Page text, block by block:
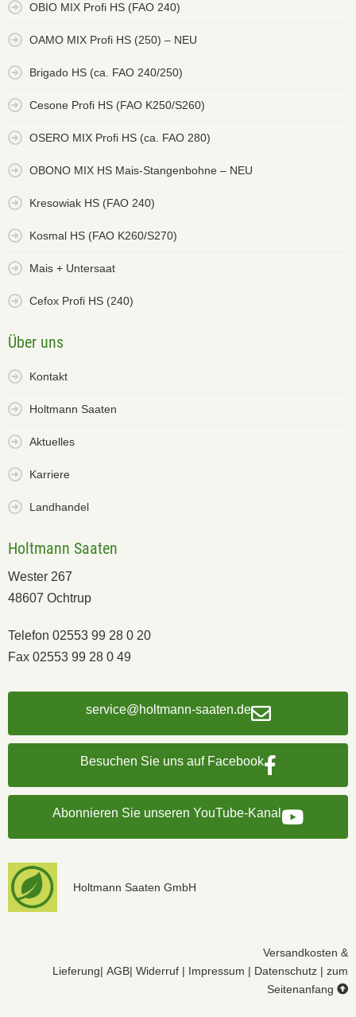
OBIO MIX Profi HS (FAO 240)
OAMO MIX Profi HS (250) – NEU
Brigado HS (ca. FAO 240/250)
Cesone Profi HS (FAO K250/S260)
OSERO MIX Profi HS (ca. FAO 280)
OBONO MIX HS Mais-Stangenbohne – NEU
Kresowiak HS (FAO 240)
Kosmal HS (FAO K260/S270)
Mais + Untersaat
Cefox Profi HS (240)
Über uns
Kontakt
Holtmann Saaten
Aktuelles
Karriere
Landhandel
Holtmann Saaten
Wester 267
48607 Ochtrup
Telefon 02553 99 28 0 20
Fax 02553 99 28 0 49
service@holtmann-saaten.de
Besuchen Sie uns auf Facebook
Abonnieren Sie unseren YouTube-Kanal
Holtmann Saaten GmbH
Versandkosten &
Lieferung| AGB| Widerruf | Impressum | Datenschutz | zum
Seitenanfang